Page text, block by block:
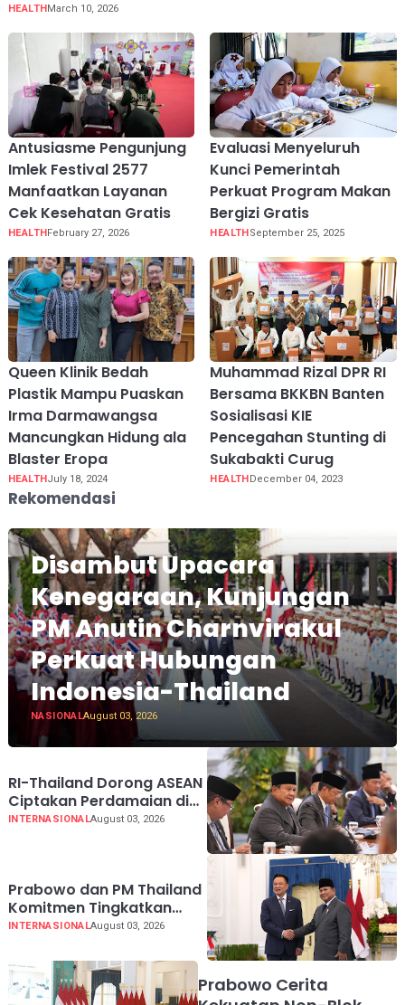
HEALTHMarch 10, 2026
Antusiasme Pengunjung
Imlek Festival 2577
Manfaatkan Layanan
Cek Kesehatan Gratis
HEALTHFebruary 27, 2026
Evaluasi Menyeluruh
Kunci Pemerintah
Perkuat Program Makan
Bergizi Gratis
HEALTHSeptember 25, 2025
Queen Klinik Bedah
Plastik Mampu Puaskan
Irma Darmawangsa
Mancungkan Hidung ala
Blaster Eropa
HEALTHJuly 18, 2024
Muhammad Rizal DPR RI
Bersama BKKBN Banten
Sosialisasi KIE
Pencegahan Stunting di
Sukabakti Curug
HEALTHDecember 04, 2023
Rekomendasi
Disambut Upacara
Kenegaraan, Kunjungan
PM Anutin Charnvirakul
Perkuat Hubungan
Indonesia-Thailand
NASIONALAugust 03, 2026
RI-Thailand Dorong ASEAN
Ciptakan Perdamaian di
Myanmar Lewat
INTERNASIONALAugust 03, 2026
Prabowo dan PM Thailand
Komitmen Tingkatkan
Perdagangan hingga USD
INTERNASIONALAugust 03, 2026
Prabowo Cerita